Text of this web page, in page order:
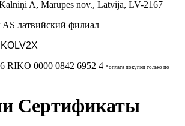
A, Mārupes nov., Latvija, LV-2167
латвийский филиал
RIKO 0000 0842 6952 4 *оплата покупки только по
Сертификаты